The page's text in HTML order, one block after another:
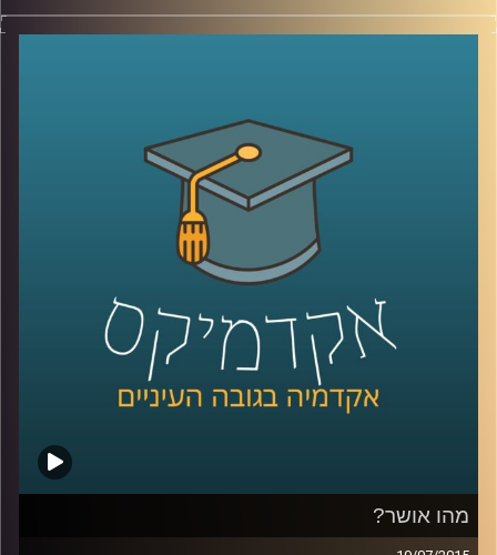
איה מירון, אוצרת משנה לאמנות ישראלית
של מוזיאון ישראל שוחחנו על אודות התערוכה
",המתמקדת ביצירה הישראלית
בשנת חניכת המוזיאון, תערוכה שמאפייניה
שונים בתכלית מאופן אוצרותן המקובל של
תערוכות, דבר שיצר תוצר אוצרותי שונה ומרתק.
לכו לבקר!
AudioVersity
מהו אושר?